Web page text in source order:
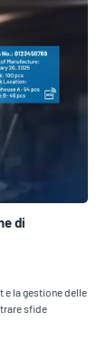
di
e la gestione delle
sfide